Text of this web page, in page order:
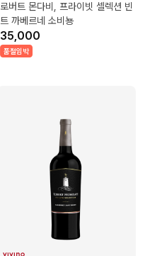
로버트 몬다비, 프라이빗 셀렉션 빈
트 까베르네 소비뇽
35,000
품절임박